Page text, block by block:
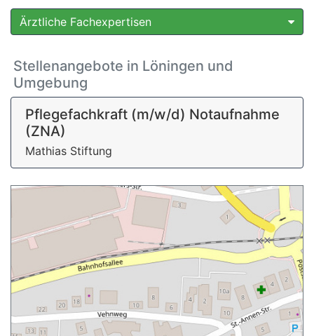
Ärztliche Fachexpertisen
Stellenangebote in Löningen und
Umgebung
Pflegefachkraft (m/w/d) Notaufnahme
(ZNA)
Mathias Stiftung